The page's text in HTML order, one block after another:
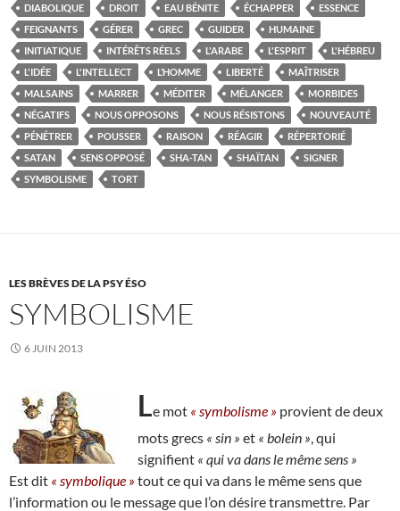
DIABOLIQUE
DROIT EAU BÉNITE ÉCHAPPER
ESSENCE
FEIGNANTS
GÉRER GREC GUIDER
HUMAINE
INITIATIQUE
INTÉRÊTS RÉELS L'ARABE L'ESPRIT
L'HÉBREU
L'IDÉE
L'INTELLECT L’HOMME LIBERTÉ
MAÎTRISER
MALSAINS
MARRER MÉDITER MÉLANGER
MORBIDES
NÉGATIFS
NOUS OPPOSONS NOUS RÉSISTONS
NOUVEAUTÉ
PÉNÉTRER
POUSSER RAISON RÉAGIR
RÉPERTORIÉ
SATAN
SENS OPPOSÉ SHA-TAN SHAÏTAN
SIGNER
SYMBOLISME
TORT
LES BRÈVES DE LA PSY ÉSO
SYMBOLISME
6 JUIN 2013
Le mot « symbolisme » provient de deux
mots grecs « sin » et « bolein » , qui
signifient « qui va dans le même sens »
Est dit « symbolique » tout ce qui va dans le même sens que
l’information ou le message que l’on désire transmettre. Par